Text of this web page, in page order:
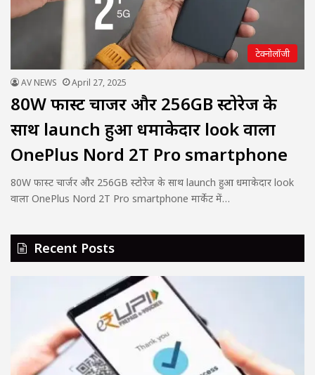
टेक्नोलॉजी
AV NEWS April 27, 2025
80W फास्ट चार्जर और 256GB स्टोरेज के
साथ launch हुआ धमाकेदार look वाला
OnePlus Nord 2T Pro smartphone
80W फास्ट चार्जर और 256GB स्टोरेज के साथ launch हुआ धमाकेदार look
वाला OnePlus Nord 2T Pro smartphone मार्केट में…
Recent Posts